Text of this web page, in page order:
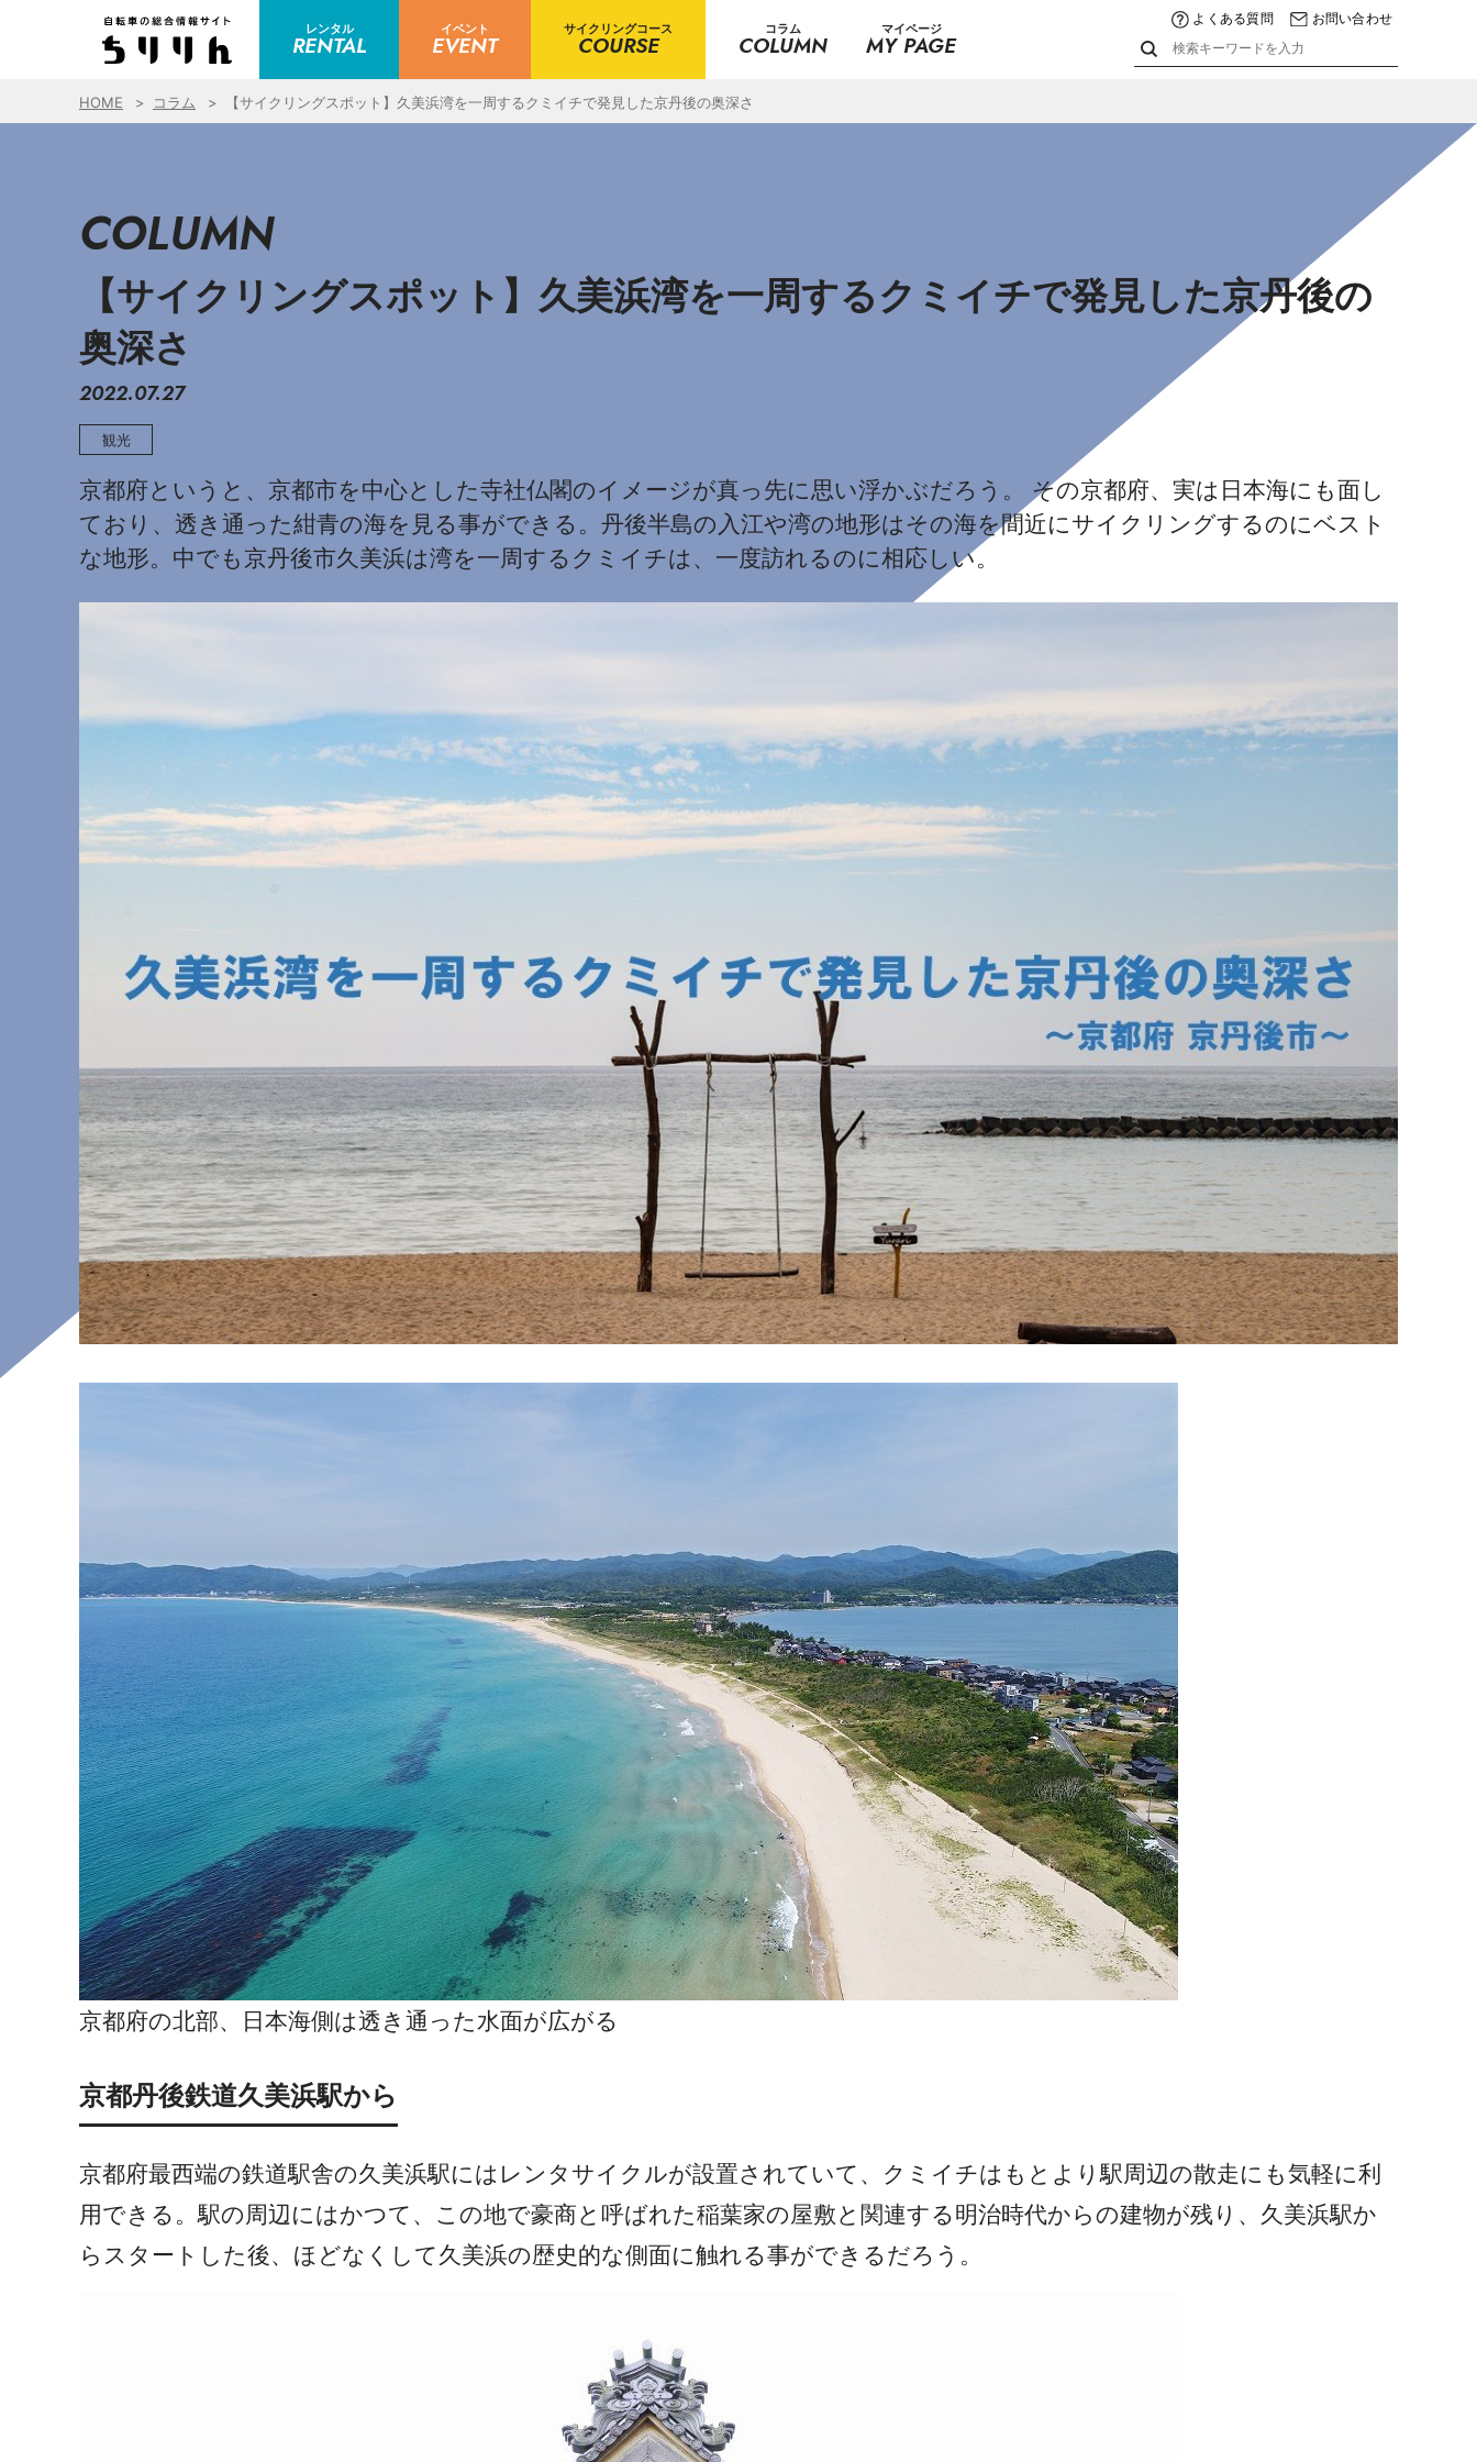
レンタル
RENTAL
イベント
EVENT
サイクリングコース
COURSE
コラム
COLUMN
マイページ
MY PAGE
よくある質問 お問い合わせ
HOME コラム 【サイクリングスポット】久美浜湾を一周するクミイチで発見した京丹後の奥深さ
COLUMN
【サイクリングスポット】久美浜湾を一周するクミイチで発見した京丹後の
奥深さ
2022.07.27
観光
京都府というと、京都市を中心とした寺社仏閣のイメージが真っ先に思い浮かぶだろう。 その京都府、実は日本海にも面し
ており、透き通った紺青の海を見る事ができる。丹後半島の入江や湾の地形はその海を間近にサイクリングするのにベスト
な地形。中でも京丹後市久美浜は湾を一周するクミイチは、一度訪れるのに相応しい。
京都府の北部、日本海側は透き通った水面が広がる
京都丹後鉄道久美浜駅から
京都府最西端の鉄道駅舎の久美浜駅にはレンタサイクルが設置されていて、クミイチはもとより駅周辺の散走にも気軽に利
用できる。駅の周辺にはかつて、この地で豪商と呼ばれた稲葉家の屋敷と関連する明治時代からの建物が残り、久美浜駅か
らスタートした後、ほどなくして久美浜の歴史的な側面に触れる事ができるだろう。